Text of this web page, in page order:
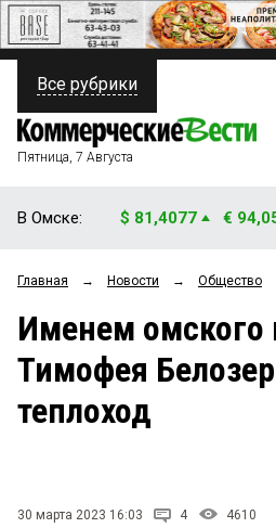
ПОЛИТИКА
ФИНАНСЫ
ОБЩЕСТВО
ЗАКОН
НОВОСТИ КОМПАНИЙ
Все рубрики
Пятница, 7 Августа
В Омске: $ 81,4077 €
Главная → Новости → Общество
Именем омского
Тимофея
теплоход
30 марта 2023 16:03 4 4610